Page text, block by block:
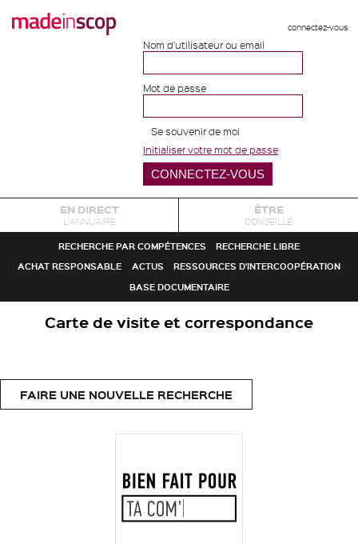
connectez-vous
Nom d'utilisateur ou email
Mot de passe
Se souvenir de moi
Initialiser votre mot de passe
EN DIRECT
L'ANNUAIRE
ÊTRE
CONSEILLÉ
RECHERCHE PAR COMPÉTENCES
RECHERCHE LIBRE
ACHAT RESPONSABLE
ACTUS
RESSOURCES D'INTERCOOPÉRATION
BASE DOCUMENTAIRE
Carte de visite et correspondance
FAIRE UNE NOUVELLE RECHERCHE